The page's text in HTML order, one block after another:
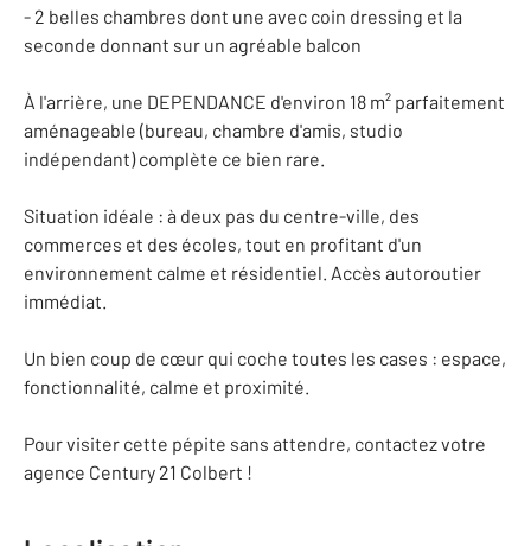
- 2 belles chambres dont une avec coin dressing et la
seconde donnant sur un agréable balcon
À l'arrière, une DEPENDANCE d'environ 18 m² parfaitement
aménageable (bureau, chambre d'amis, studio
indépendant) complète ce bien rare.
Situation idéale : à deux pas du centre-ville, des
commerces et des écoles, tout en profitant d'un
environnement calme et résidentiel. Accès autoroutier
immédiat.
Un bien coup de cœur qui coche toutes les cases : espace,
fonctionnalité, calme et proximité.
Pour visiter cette pépite sans attendre, contactez votre
agence Century 21 Colbert !